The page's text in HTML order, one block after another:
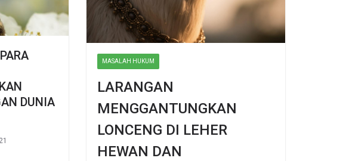
DUNIA
MASALAH HUKUM
LARANGAN
MENGGANTUNGKAN
LONCENG DI LEHER
HEWAN DAN